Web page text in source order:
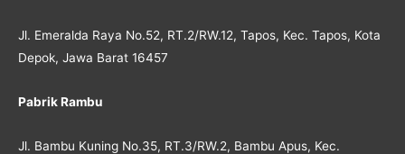
Jl. Emeralda Raya No.52, RT.2/RW.12, Tapos, Kec. Tapos, Kota
Depok, Jawa Barat 16457
Pabrik Rambu
Jl. Bambu Kuning No.35, RT.3/RW.2, Bambu Apus, Kec.